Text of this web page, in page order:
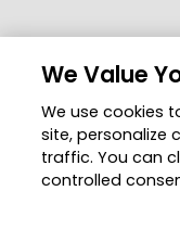
Zone des Membres
Blog
We Value
We use cookies
site, personalize
traffic. You can
controlled